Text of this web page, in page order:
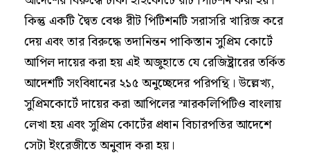
কিন্তু একটি দ্বৈত বেঞ্চ রীট পিটিশনটি সরাসরি খারিজ করে
দেয় এবং তার বিরুদ্ধে তদানিন্তন পাকিস্তান সুপ্রিম কোর্টে
আপিল দায়ের করা হয় এই অজুহাতে যে রেজিষ্ট্রারের তর্কিত
আদেশটি সংবিধানের ২১৫ অনুচ্ছেদের পরিপন্থি। উল্লেখ্য,
সুপ্রিমকোর্টে দায়ের করা আপিলের স্মারকলিপিটিও বাংলায়
লেখা হয় এবং সুপ্রিম কোর্টের প্রধান বিচারপতির আদেশে
সেটা ইংরেজীতে অনুবাদ করা হয়।